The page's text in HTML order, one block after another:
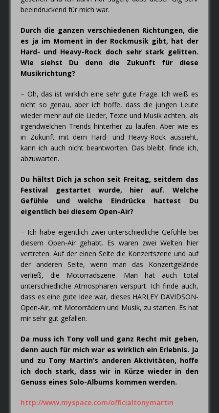
beeindruckend für mich war.
Durch die ganzen verschiedenen Richtungen, die
es ja im Moment in der Rockmusik gibt, hat der
Hard- und Heavy-Rock doch sehr stark gelitten.
Wie siehst Du denn die Zukunft für diese
Musikrichtung?
– Oh, das ist wirklich eine sehr gute Frage. Ich weiß es
nicht so genau, aber ich hoffe, dass die jungen Leute
wieder mehr auf die Lieder, Texte und Musik achten, als
irgendwelchen Trends hinterher zu laufen. Aber wie es
in Zukunft mit dem Hard- und Heavy-Rock aussieht,
kann ich auch nicht beantworten. Das bleibt, finde ich,
abzuwarten.
Du hältst Dich ja schon seit Freitag, seitdem das
Festival gestartet wurde, hier auf. Welche
Gefühle und welche Eindrücke hattest Du
eigentlich bei diesem Open-Air?
– Ich habe eigentlich zwei unterschiedliche Gefühle bei
diesem Open-Air gehabt. Es waren zwei Welten hier
vertreten. Auf der einen Seite die Konzertszene und auf
der anderen Seite, wenn man das Konzertgelände
verließ, die Motorradszene. Man hat auch total
unterschiedliche Atmosphären verspürt. Ich finde auch,
dass es eine gute Idee war, dieses HARLEY DAVIDSON-
Open-Air, mit Motorrädern und Musik, zu starten. Es hat
mir sehr gut gefallen.
Da muss ich Tony voll und ganz Recht mit geben,
denn auch für mich war es wirklich ein Erlebnis. Ja
und zu Tony Martin’s anderen Aktivitäten, hoffe
ich doch stark, dass wir in Kürze wieder in den
Genuss eines Solo-Albums kommen werden.
http://www.myspace.com/officialtonymartin